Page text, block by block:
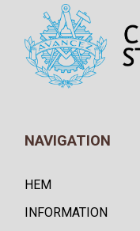
NAVIGATION
HEM
INFORMATION